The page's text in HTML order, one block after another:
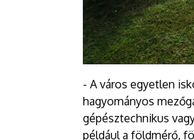
- A város egyetlen
hagyományos
gépésztechnikus
például a földmérő,